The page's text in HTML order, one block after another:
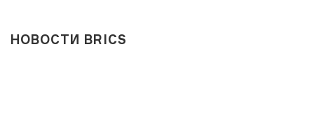
НОВОСТИ BRICS